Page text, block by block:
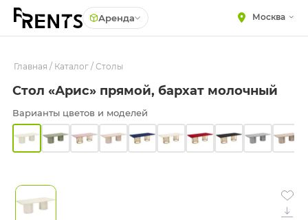
Аренда Москва
МЕБЕЛЬ
ПОСУДА
ТЕКСТИЛЬ
КРУПНОГАБАРИТНЫЙ
ДЕКОР
ДЛЯ ФЛОРИСТИКИ
ГОТОВЫЕ РЕШЕНИЯ
Стулья
Диваны
Кресла
Главная / Каталог / Столы
Стол «Арис» прямой, бархат молочный
Варианты цветов и моделей